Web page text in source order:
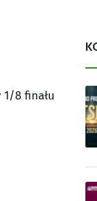
8 finału